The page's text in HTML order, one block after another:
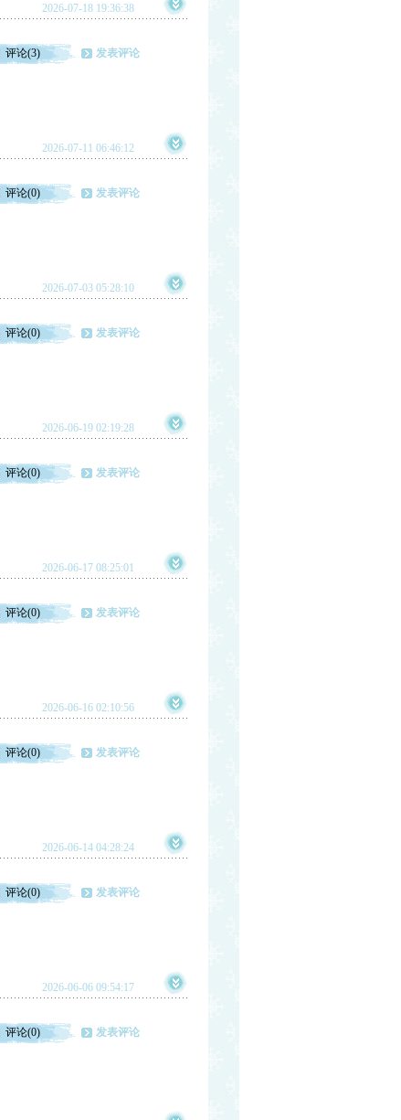
2026-07-18 19:36:38
评论(3) 发表评论
2026-07-11 06:46:12
评论(0) 发表评论
2026-07-03 05:28:10
评论(0) 发表评论
2026-06-19 02:19:28
评论(0) 发表评论
2026-06-17 08:25:01
评论(0) 发表评论
2026-06-16 02:10:56
评论(0) 发表评论
2026-06-14 04:28:24
评论(0) 发表评论
2026-06-06 09:54:17
评论(0) 发表评论